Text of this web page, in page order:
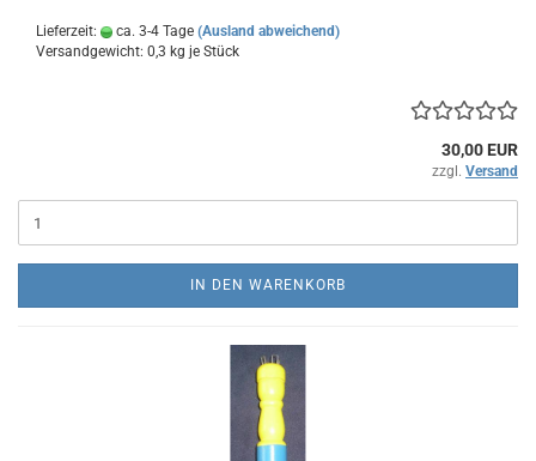
Lieferzeit: ca. 3-4 Tage (Ausland abweichend)
Versandgewicht: 0,3 kg je Stück
30,00 EUR
zzgl. Versand
IN DEN WARENKORB